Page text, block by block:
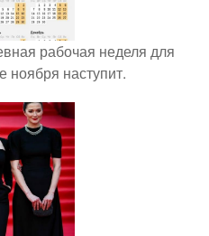
рабочая неделя для
ноября наступит.